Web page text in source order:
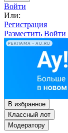
Войти
Или:
Регистрация
Разместить Войти
РЕКЛАМА • AU.RU
В избранное
Классный лот
Модератору